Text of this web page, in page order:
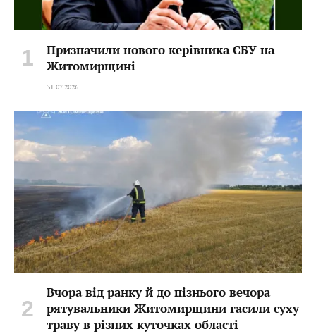
Призначили нового керівника СБУ на
Житомирщині
31.07.2026
Вчора від ранку й до пізнього вечора
рятувальники Житомирщини гасили суху
траву в різних куточках області